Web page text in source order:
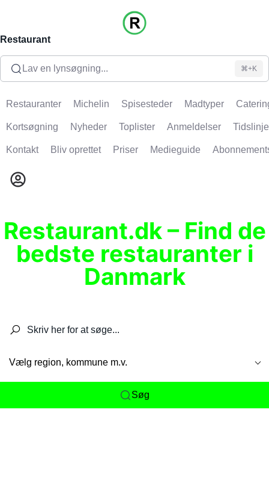
Restaurant
Lav en lynsøgning... ⌘+K
Restauranter Michelin Spisesteder Madtyper
Kortsøgning Nyheder Toplister Anmeldelser Tidslinje
Kontakt Bliv oprettet Priser Medieguide
Restaurant.dk – Find de
bedste restauranter i
Danmark
Vælg region, kommune m.v.
Søg